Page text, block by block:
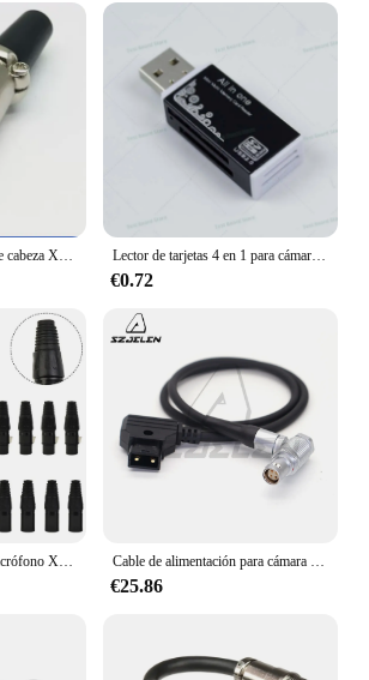
Lector de tarjetas 4 en 1 para cámara de teléfono, adaptador de tarjeta de memoria USB 2,0 A micro SD TF M2 MS, enchufe para PSP, Canon, Nikon, 1 unidad
€0.72
€25.86